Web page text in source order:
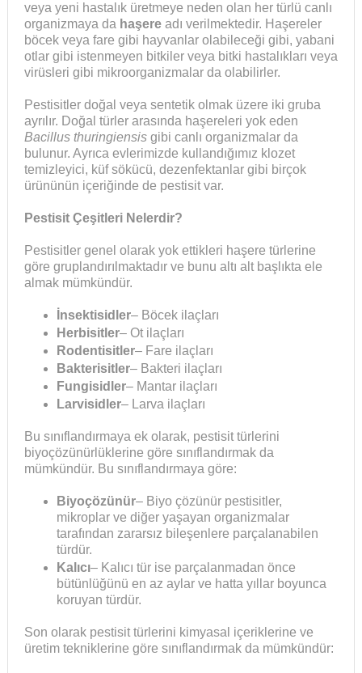
veya yeni hastalık üretmeye neden olan her türlü canlı
organizmaya da haşereadı verilmektedir. Haşereler
böcek veya fare gibi hayvanlar olabileceği gibi, yabani
otlar gibi istenmeyen bitkiler veya bitki hastalıkları veya
virüsleri gibi mikroorganizmalar da olabilirler.
Pestisitler doğal veya sentetik olmak üzere iki gruba
ayrılır. Doğal türler arasında haşereleri yok eden
Bacillus thuringiensisgibi canlı organizmalar da
bulunur. Ayrıca evlerimizde kullandığımız klozet
temizleyici, küf sökücü, dezenfektanlar gibi birçok
ürününün içeriğinde de pestisit var.
Pestisit Çeşitleri Nelerdir?
Pestisitler genel olarak yok ettikleri haşere türlerine
göre gruplandırılmaktadır ve bunu altı alt başlıkta ele
almak mümkündür.
İnsektisidler– Böcek ilaçları
Herbisitler– Ot ilaçları
Rodentisitler– Fare ilaçları
Bakterisitler– Bakteri ilaçları
Fungisidler– Mantar ilaçları
Larvisidler– Larva ilaçları
Bu sınıflandırmaya ek olarak, pestisit türlerini
biyoçözünürlüklerine göre sınıflandırmak da
mümkündür. Bu sınıflandırmaya göre:
Biyoçözünür– Biyo çözünür pestisitler,
mikroplar ve diğer yaşayan organizmalar
tarafından zararsız bileşenlere parçalanabilen
türdür.
Kalıcı– Kalıcı tür ise parçalanmadan önce
bütünlüğünü en az aylar ve hatta yıllar boyunca
koruyan türdür.
Son olarak pestisit türlerini kimyasal içeriklerine ve
üretim tekniklerine göre sınıflandırmak da mümkündür: